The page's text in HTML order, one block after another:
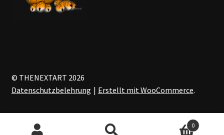
© THENEXTART 2026
Datenschutzbelehrung
Erstellt mit WooCommerce.
0